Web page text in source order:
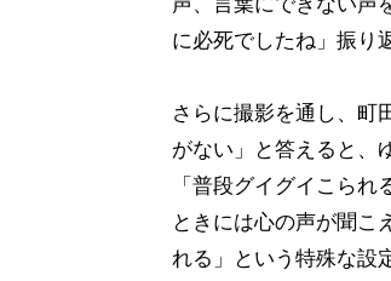
に必死でしたね」振り
さらに撮影を通し、町
がない」と答えると、
「普段グイグイこら
ときには心の声が聞こ
れる」という特殊な設